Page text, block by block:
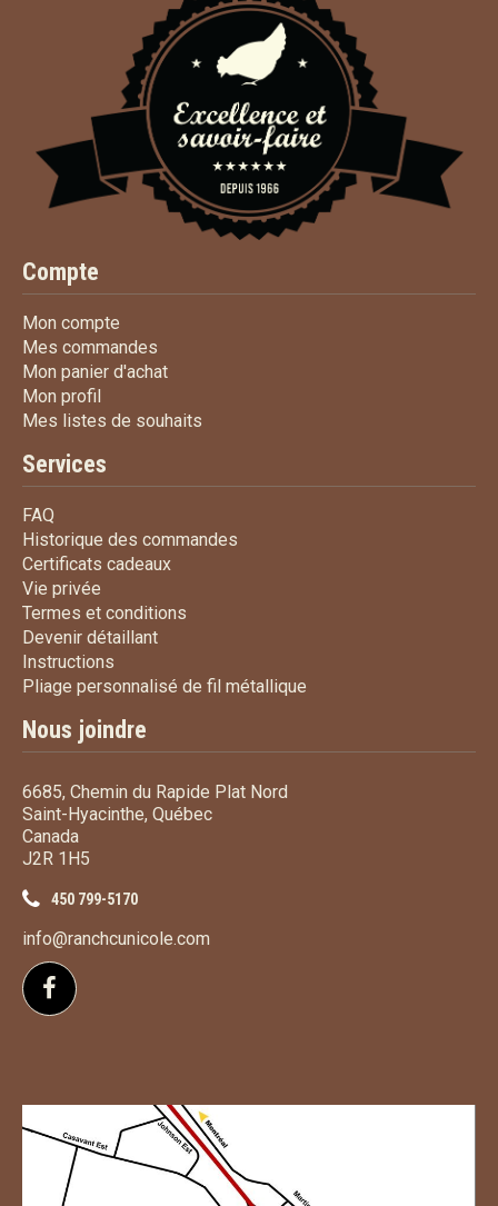
Compte
Mon compte
Mes commandes
Mon panier d'achatMon panier d'achat
Mon profil
Mes listes de souhaits
Services
FAQ
Historique des commandes
Certificats cadeauxCertificats cadeaux
Vie privée
Termes et conditions
Devenir détaillantDevenir détaillant
Instructions
Pliage personnalisé de fil métallique
Nous joindre
6685, Chemin du Rapide Plat Nord
Saint-Hyacinthe, Québec
Canada
J2R 1H5
450 799-5170
info@ranchcunicole.com
Suivez-nous sur Facebook